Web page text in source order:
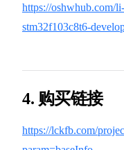
https://oshwhub.com/
stm32f103c8t6-
4. 购买链接
https://lckfb.com/